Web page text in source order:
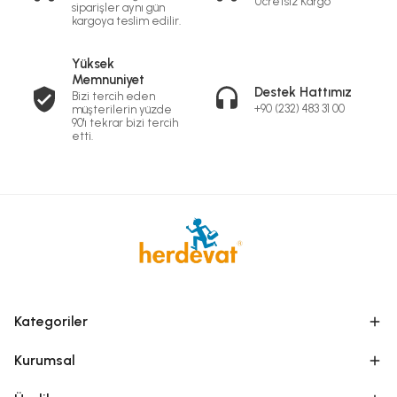
siparişler aynı gün
kargoya teslim edilir.
Yüksek
Memnuniyet
Bizi tercih eden
müşterilerin yüzde
90'ı tekrar bizi tercih
etti.
Destek Hattımız
+90 (232) 483 31 00
Kategoriler
Kurumsal